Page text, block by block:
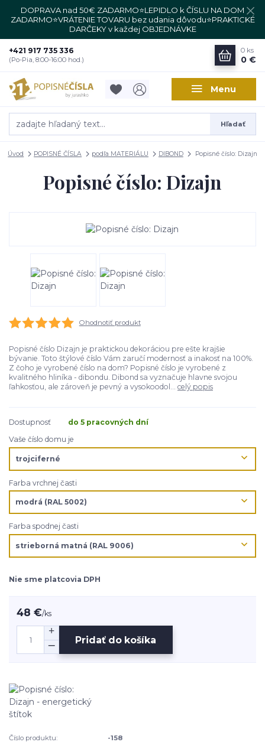
DOPRAVA nad 50€ ZADARMO⭐LEPIDLO k ČÍSLU NA DOM
ZADARMO⭐VRÁTENIE TOVARU bez udania dôvodu⭐PRAKTICKÉ
DARČEKY v každej OBJEDNÁVKE
Menu
Hľadať
+421 917 735 336
(Po-Pia, 8:00-16:00 hod.)
0 ks
0 €
Úvod POPISNÉ ČÍSLA podľa MATERIÁLU DIBOND Popisné číslo: Dizajn
Popisné číslo: Dizajn
Ohodnotiť produkt
Popisné číslo Dizajn je praktickou dekoráciou pre ešte krajšie
bývanie. Toto štýlové číslo Vám zaručí modernosť a inakosť na 100%.
Z čoho je vyrobené číslo na dom? Popisné číslo je vyrobené z
kvalitného hliníka - dibondu. Dibond sa vyznačuje hlavne svojou
ľahkosťou, ale zároveň je pevný a vysokoodol... celý popis
Dostupnosť
do 5 pracovných dní
Vaše číslo domu je
Farba vrchnej časti
Farba spodnej časti
Nie sme platcovia DPH
48 €/ks
Pridať do košíka
Číslo produktu: -158